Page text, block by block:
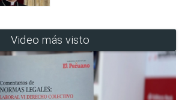
Video más visto